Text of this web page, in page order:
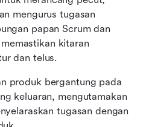
mengurus tugasan
papan Scrum dan
kitaran
dan telus.
produk bergantung pada
keluaran, mengutamakan
tugasan dengan